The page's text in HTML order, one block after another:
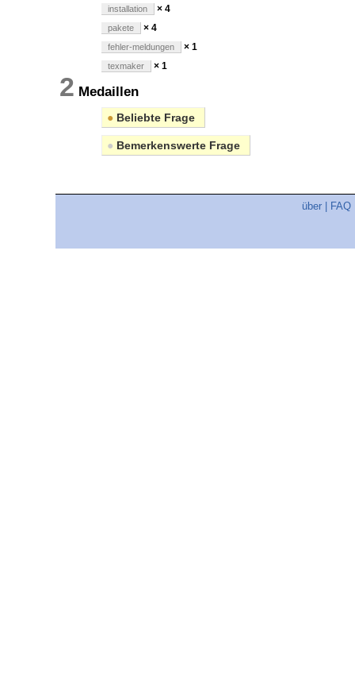
installation × 4
pakete × 4
fehler-meldungen × 1
texmaker × 1
2 Medaillen
● Beliebte Frage
● Bemerkenswerte Frage
über FAQ